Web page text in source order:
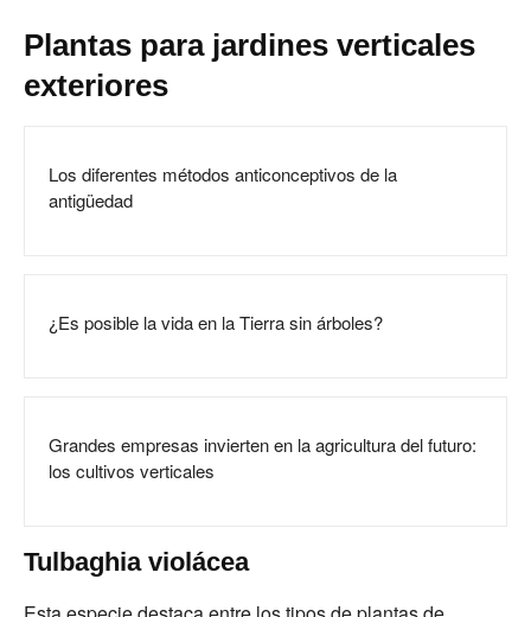
Plantas para jardines verticales
exteriores
Los diferentes métodos anticonceptivos de la
antigüedad
¿Es posible la vida en la Tierra sin árboles?
Grandes empresas invierten en la agricultura del futuro:
los cultivos verticales
Tulbaghia violácea